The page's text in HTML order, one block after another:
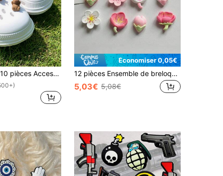
DIY Capybara pour chaussures sabots, Cadeaux parfaits pour la Saint-Valentin, Noël ou la rentrée scolaire; Convient pour les rendez-vous, les courses et les fêtes
Économiser 0,05€
12 pièces Ensemble de breloques pour chaussures Sakura et fleurs de pêcher, convient pour les sabots ajourés et les sandales de plage
5,03€ 5,08€